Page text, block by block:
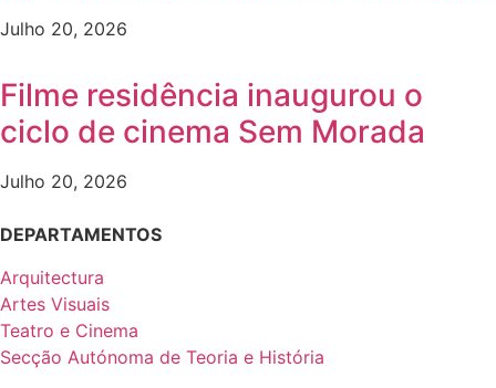
Julho 20, 2026
Filme residência inaugurou o
ciclo de cinema Sem Morada
Julho 20, 2026
DEPARTAMENTOS
Arquitectura
Artes Visuais
Teatro e Cinema
Secção Autónoma de Teoria e História